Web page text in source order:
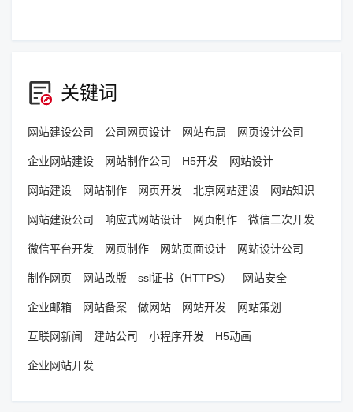
关键词
网站建设公司 公司网页设计 网站布局 网页设计公司
企业网站建设 网站制作公司 H5开发 网站设计
网站建设 网站制作 网页开发 北京网站建设 网站知识
网站建设公司 响应式网站设计 网页制作 微信二次开发
微信平台开发 网页制作 网站页面设计 网站设计公司
制作网页 网站改版 ssl证书（HTTPS） 网站安全
企业邮箱 网站备案 做网站 网站开发 网站策划
互联网新闻 建站公司 小程序开发 H5动画
企业网站开发